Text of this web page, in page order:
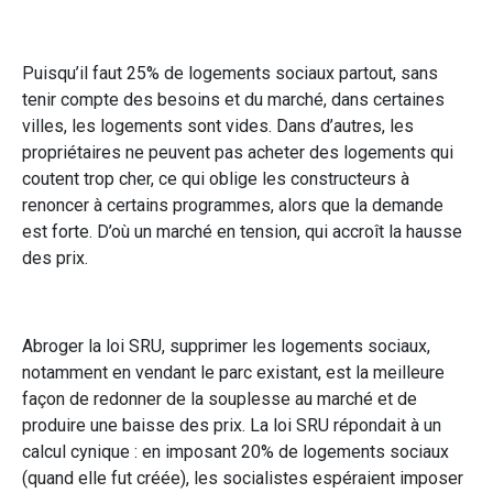
Puisqu’il faut 25% de logements sociaux partout, sans
tenir compte des besoins et du marché, dans certaines
villes, les logements sont vides. Dans d’autres, les
propriétaires ne peuvent pas acheter des logements qui
coutent trop cher, ce qui oblige les constructeurs à
renoncer à certains programmes, alors que la demande
est forte. D’où un marché en tension, qui accroît la hausse
des prix.
Abroger la loi SRU, supprimer les logements sociaux,
notamment en vendant le parc existant, est la meilleure
façon de redonner de la souplesse au marché et de
produire une baisse des prix. La loi SRU répondait à un
calcul cynique : en imposant 20% de logements sociaux
(quand elle fut créée), les socialistes espéraient imposer